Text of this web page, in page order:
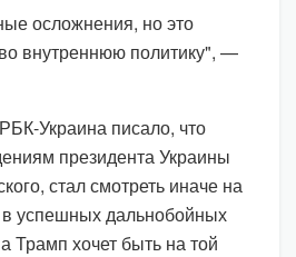
осложнения, но это
внутреннюю политику", —
Украина писало, что
президента Украины
стал смотреть иначе на
успешных дальнобойных
Трамп хочет быть на той